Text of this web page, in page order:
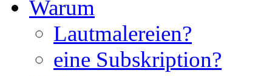
Warum
Lautmalereien?
eine Subskription?